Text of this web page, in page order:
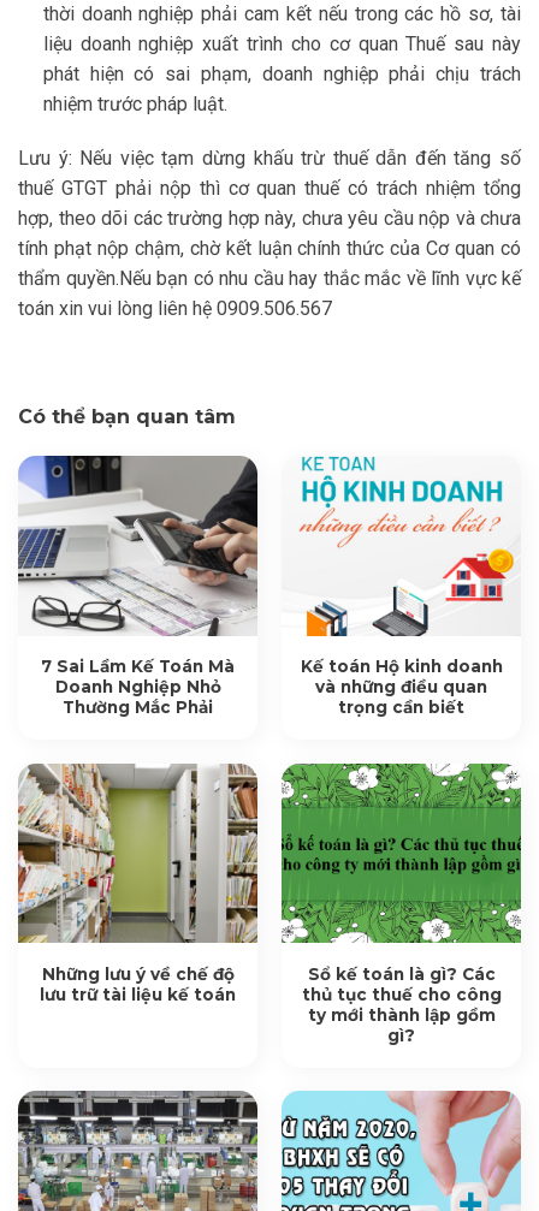
thời doanh nghiệp phải cam kết nếu trong các hồ sơ, tài
liệu doanh nghiệp xuất trình cho cơ quan Thuế sau này
phát hiện có sai phạm, doanh nghiệp phải chịu trách
nhiệm trước pháp luật.
Lưu ý: Nếu việc tạm dừng khấu trừ thuế dẫn đến tăng số
thuế GTGT phải nộp thì cơ quan thuế có trách nhiệm tổng
hợp, theo dõi các trường hợp này, chưa yêu cầu nộp và chưa
tính phạt nộp chậm, chờ kết luận chính thức của Cơ quan có
thẩm quyền.Nếu bạn có nhu cầu hay thắc mắc về lĩnh vực kế
toán xin vui lòng liên hệ 0909.506.567
Có thể bạn quan tâm
7 Sai Lầm Kế Toán Mà
Doanh Nghiệp Nhỏ
Thường Mắc Phải
Kế toán Hộ kinh doanh
và những điều quan
trọng cần biết
Những lưu ý về chế độ
lưu trữ tài liệu kế toán
Sổ kế toán là gì? Các
thủ tục thuế cho công
ty mới thành lập gồm
gì?